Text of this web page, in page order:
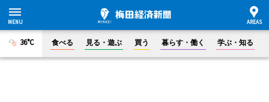
36°C 食べる 見る・遊ぶ 買う 暮らす・働く 学ぶ・知る